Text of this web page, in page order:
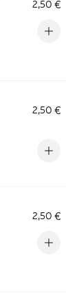
2,50 €
2,50 €
2,50 €